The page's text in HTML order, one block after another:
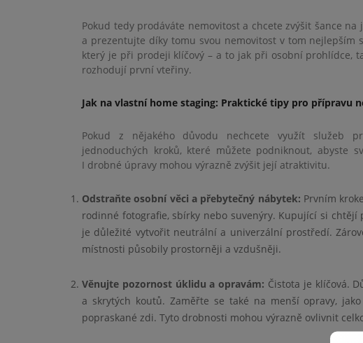
Pokud tedy prodáváte nemovitost a chcete zvýšit šance
a prezentujte díky tomu svou nemovitost v tom nejlepším
který je při prodeji klíčový – a to jak při osobní prohlídce,
rozhodují první vteřiny.
Jak na vlastní home staging: Praktické tipy pro přípravu
Pokud z nějakého důvodu nechcete využít služeb
jednoduchých kroků, které můžete podniknout, abyste
I drobné úpravy mohou výrazně zvýšit její atraktivitu.
Odstraňte osobní věci a přebytečný nábytek: Prvním
rodinné fotografie, sbírky nebo suvenýry. Kupující si
je důležité vytvořit neutrální a univerzální prostředí.
místnosti působily prostorněji a vzdušněji.
Věnujte pozornost úklidu a opravám: Čistota je klíčová.
a skrytých koutů. Zaměřte se také na menší opravy,
popraskané zdi. Tyto drobnosti mohou výrazně ovlivnit